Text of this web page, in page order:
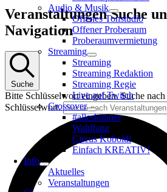
Audio & Musik
Offenes Tonstudio
Offener Proberaum
Proberaumvermietung
Streaming
Streaming
Streaming Redaktion
Streaming Regie
Live auf Twitch
Crossover
#alleskönner
Wahlfang
Circus Koboldi
Einfach KREATIV!
Info
Aktuelles
Veranstaltungen
Veranstaltungen
für
13.
September
2025
Veranstaltungen Suche
Navigation
Suche
Bitte Schlüsselwort eingeben. Suche
Schlüsselwort.